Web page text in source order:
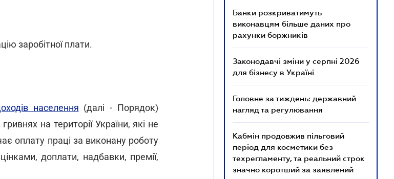
заробітної плати.
населення (далі - Порядок)
на території України, які не
оплату праці за виконану роботу
доплати, надбавки, премії,
Банки розкриватимуть
виконавцям більше даних про
рахунки боржників
Законодавчі зміни у серпні 2026
для бізнесу в Україні
Головне за тиждень: державний
нагляд та регулювання
Кабмін продовжив пільговий
період для косметики без
техрегламенту, та реальний строк
значно коротший за заявлений